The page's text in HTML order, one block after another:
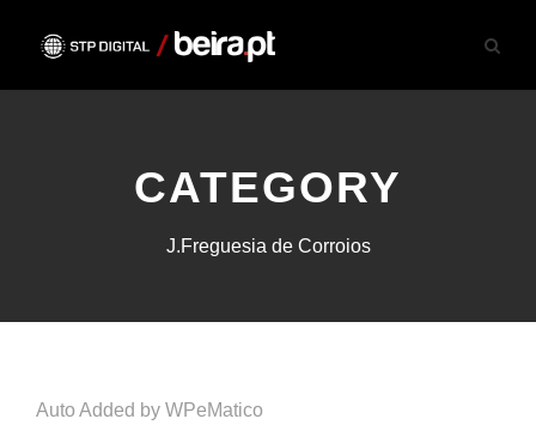
CATEGORY
J.Freguesia de Corroios
Auto Added by WPeMatico